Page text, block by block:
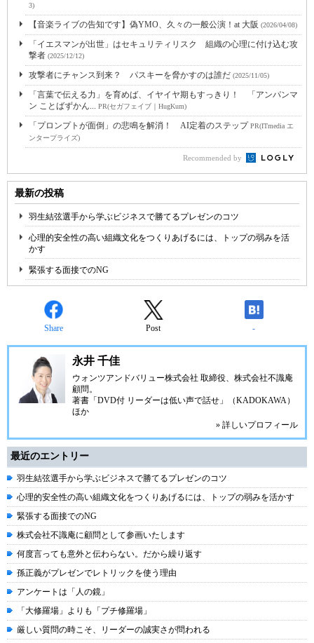
3)
【音楽ライブの告知です】偽YMO、久々の一般公演！at 大阪 (2026/04/08)
「イエスマンが出世」はセキュリティリスク 組織の心理に付け込む攻
撃者 (2025/12/12)
攻撃者にチャンス到来？ パスキーを脅かすのは誰だ (2025/11/05)
「言葉で伝える力」を育めば、イヤイヤ期もすっきり！ 「アンパンマ
ン ことばずかん... PR(セガフェイブ｜HugKum)
「プロンプトが面倒」の悲鳴を解消！ AI定着のステップPR(ITmedia エ
ンタープライズ)
Recommended by
最新の投稿
羽生結弦選手から学ぶビジネスで勝てるプレゼンのコツ
心理的安全性の高い組織文化をつくりあげるには、トップの弱みを活
かす
緊張する面接でのNG
Share Post -
永井 千佳
ウォンツアンドバリュー株式会社 取締役、株式会社不識庵
顧問。
著書「DVD付 リーダーは低い声で話せ」（KADOKAWA）
ほか
» 詳しいプロフィール
最近のエントリー
羽生結弦選手から学ぶビジネスで勝てるプレゼンのコツ
心理的安全性の高い組織文化をつくりあげるには、トップの弱みを活かす
緊張する面接でのNG
株式会社不識庵に顧問として参画いたします
何度言っても意外と伝わらない。だから繰り返す
孫正義がプレゼンでレトリックを使う理由
アンケートは「人の鏡」
「大修羅場」よりも「プチ修羅場」
厳しい質問の時こそ、リーダーの誠実さが問われる